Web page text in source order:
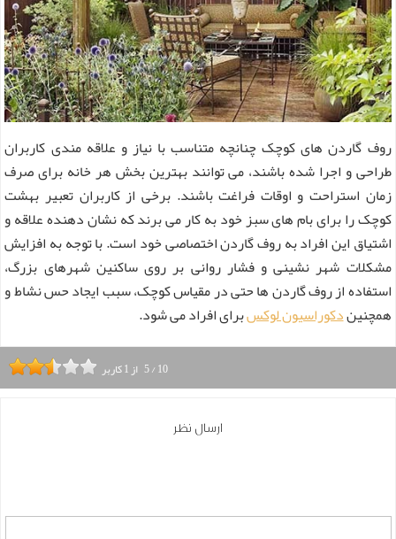
روف گاردن های کوچک چنانچه متناسب با نیاز و علاقه مندی کاربران
طراحی و اجرا شده باشند، می توانند بهترین بخش هر خانه برای صرف
زمان استراحت و اوقات فراغت باشند. برخی از کاربران تعبیر بهشت
کوچک را برای بام های سبز خود به کار می برند که نشان دهنده علاقه و
اشتیاق این افراد به روف گاردن اختصاصی خود است. با توجه به افزایش
مشکلات شهر نشینی و فشار روانی بر روی ساکنین شهرهای بزرگ،
استفاده از روف گاردن ها حتی در مقیاس کوچک، سبب ایجاد حس نشاط و
همچنیندکوراسیون لوکسبرای افراد می شود.
5/10 از1کاربر
ارسال نظر